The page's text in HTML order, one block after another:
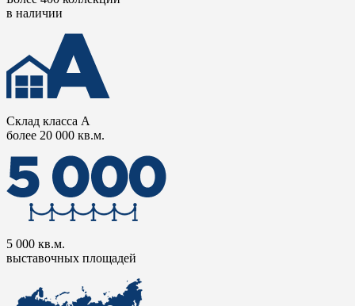
в наличии
Склад класса А
более 20 000 кв.м.
5 000 кв.м.
выставочных площадей